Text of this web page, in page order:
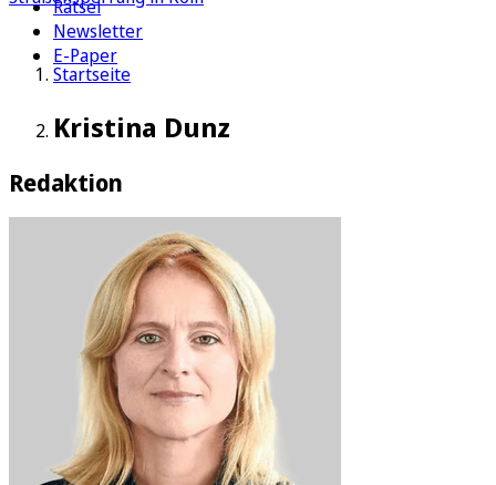
Rätsel
Newsletter
E-Paper
Startseite
Kristina Dunz
Redaktion